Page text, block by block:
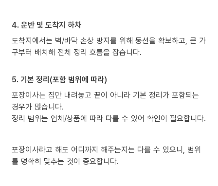
4. 운반 및 도착지 하차
도착지에서는 벽/바닥 손상 방지를 위해 동선을 확보하고, 큰 가
구부터 배치해 전체 정리 흐름을 잡습니다.
5. 기본 정리(포함 범위에 따라)
포장이사는 짐만 내려놓고 끝이 아니라 기본 정리가 포함되는
경우가 많습니다.
정리 범위는 업체/상품에 따라 다를 수 있어 확인이 필요합니다.
포장이사라고 해도 어디까지 해주는지는 다를 수 있으니, 범위
를 명확히 맞추는 것이 중요합니다.